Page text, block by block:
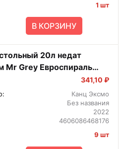
1 шт
В КОРЗИНУ
20л недат
Mr Grey Евроспираль
341,10 ₽
Канц Эксмо
Без названия
2022
4606086468176
9 шт